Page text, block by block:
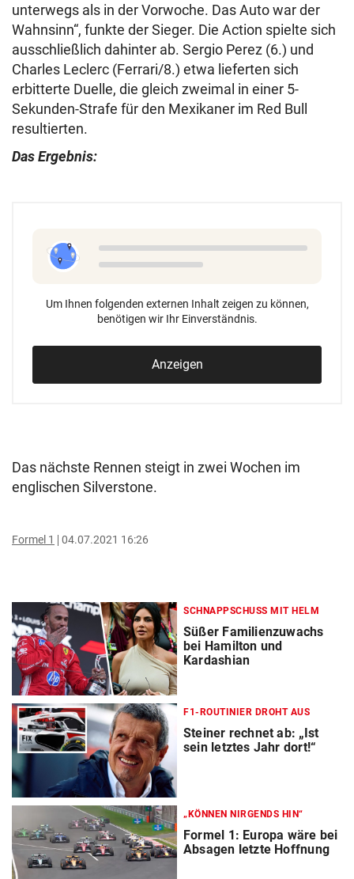
unterwegs als in der Vorwoche. Das Auto war der
Wahnsinn“, funkte der Sieger. Die Action spielte sich
ausschließlich dahinter ab. Sergio Perez (6.) und
Charles Leclerc (Ferrari/8.) etwa lieferten sich
erbitterte Duelle, die gleich zweimal in einer 5-
Sekunden-Strafe für den Mexikaner im Red Bull
resultierten.
Das Ergebnis:
Um Ihnen folgenden externen Inhalt zeigen zu können,
benötigen wir Ihr Einverständnis.
Anzeigen
Das nächste Rennen steigt in zwei Wochen im
englischen Silverstone.
Formel 1 04.07.2021 16:26
SCHNAPPSCHUSS MIT HELM
Süßer Familienzuwachs
bei Hamilton und
Kardashian
F1-ROUTINIER DROHT AUS
Steiner rechnet ab: „Ist
sein letztes Jahr dort!“
„KÖNNEN NIRGENDS HIN“
Formel 1: Europa wäre bei
Absagen letzte Hoffnung